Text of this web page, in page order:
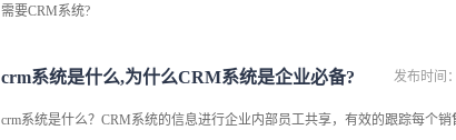
需要CRM系统?
crm系统是什么,为什么CRM系统是企业必备? 发布时间
crm系统是什么？CRM系统的信息进行企业内部员工共享，有效的跟踪每个销